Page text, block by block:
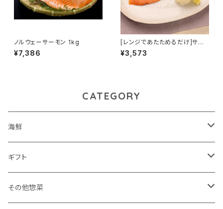
ノルウェーサーモン 1kg
¥7,386
[レンジであたためるだけ]サー
モン西京焼 5食入
¥3,573
CATEGORY
海鮮
鮮魚
魚惣菜
ギフト
煮魚・焼き魚
その他惣菜